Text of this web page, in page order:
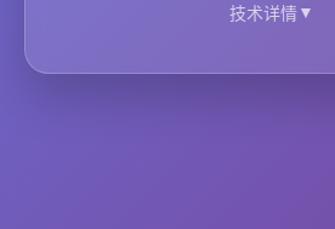
技术详情▼